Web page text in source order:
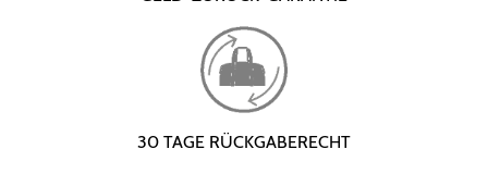
30 TAGE RÜCKGABERECHT